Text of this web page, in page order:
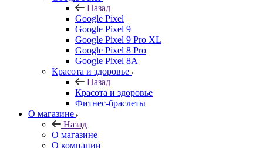
Назад
Google Pixel
Google Pixel 9
Google Pixel 9 Pro XL
Google Pixel 8 Pro
Google Pixel 8A
Красота и здоровье
Назад
Красота и здоровье
Фитнес-браслеты
О магазине
Назад
О магазине
О компании